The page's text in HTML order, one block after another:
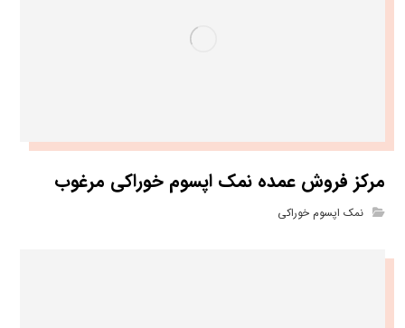
مرکز فروش عمده نمک اپسوم خوراکی مرغوب
نمک اپسوم خوراکی